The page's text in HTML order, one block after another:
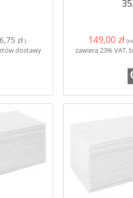
zł)
dostawy
149,00 zł
zawiera 23% VAT,